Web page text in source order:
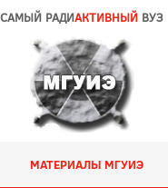
САМЫЙ РАДИАКТИВНЫЙ ВУЗ
МАТЕРИАЛЫ МГУИЭ